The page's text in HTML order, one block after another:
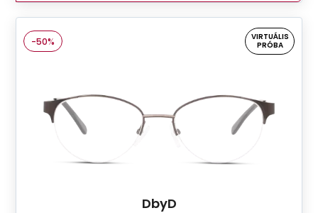
-50%
VIRTUÁLIS
PRÓBA
DbyD